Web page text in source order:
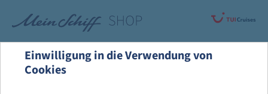
Einwilligung in die Verwendung von
Cookies